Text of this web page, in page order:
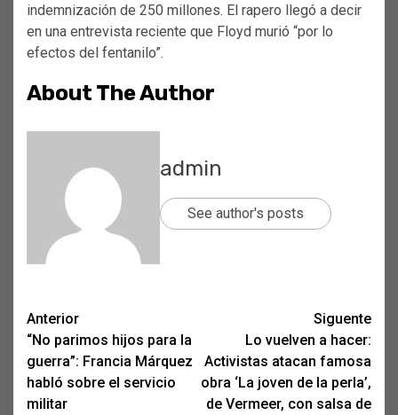
indemnización de 250 millones. El rapero llegó a decir
en una entrevista reciente que Floyd murió “por lo
efectos del fentanilo”.
About The Author
admin
See author's posts
Post
navigation
Anterior
“No parimos hijos para la
guerra”: Francia Márquez
habló sobre el servicio
militar
Siguente
Lo vuelven a hacer:
Activistas atacan famosa
obra ‘La joven de la perla’,
de Vermeer, con salsa de